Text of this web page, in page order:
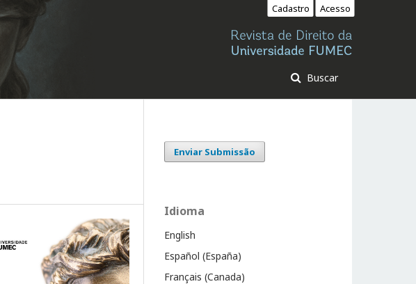
Buscar
Cadastro Acesso
Enviar Submissão
Idioma
English
Español (España)
Français (Canada)